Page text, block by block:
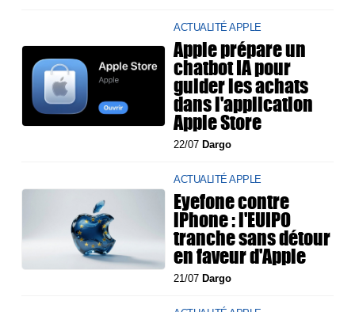
ACTUALITÉ APPLE
Apple prépare un
chatbot IA pour
guider les achats
dans l'application
Apple Store
22/07 Dargo
ACTUALITÉ APPLE
Eyefone contre
iPhone : l'EUIPO
tranche sans détour
en faveur d'Apple
21/07 Dargo